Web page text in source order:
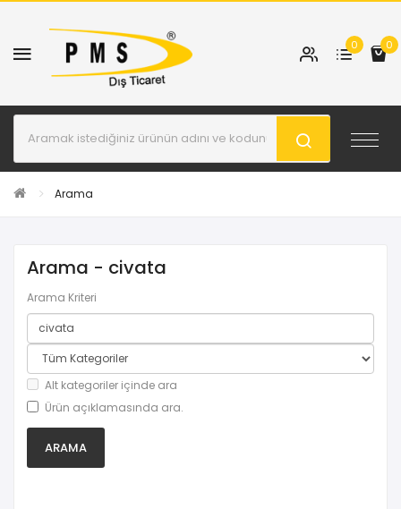
0 0
Arama
Arama - civata
Arama Kriteri
Alt kategoriler içinde ara
Ürün açıklamasında ara.